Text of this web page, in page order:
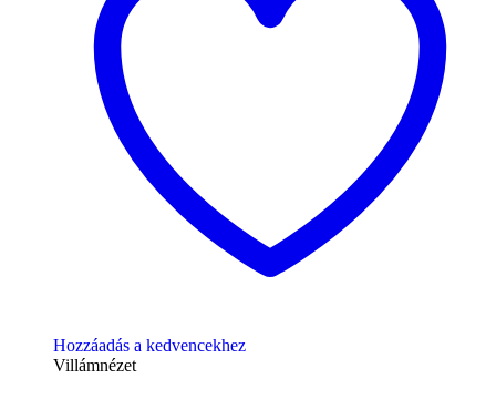
Hozzáadás a kedvencekhez
Villámnézet